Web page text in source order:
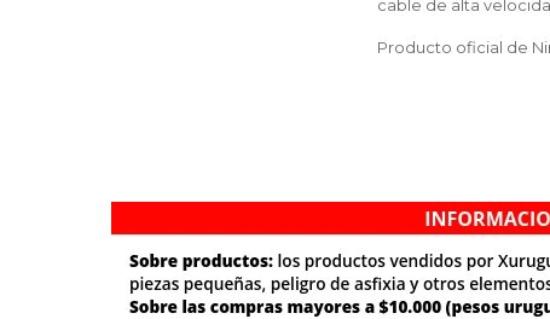
cable de alta
Producto oficial de